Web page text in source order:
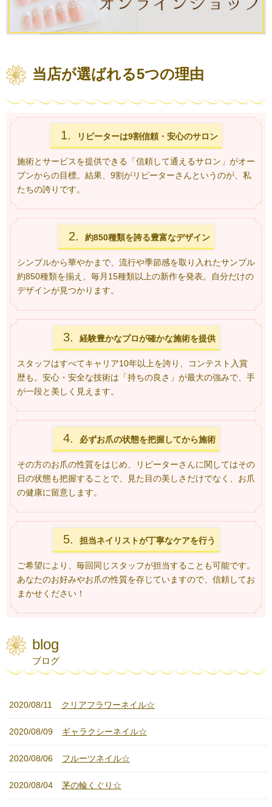
当店が選ばれる5つの理由
1. リピーターは9割信頼・安心のサロン
施術とサービスを提供できる「信頼して通えるサロン」がオー
プンからの目標。結果、9割がリピーターさんというのが、私
たちの誇りです。
2. 約850種類を誇る豊富なデザイン
シンプルから華やかまで、流行や季節感を取り入れたサンプル
約850種類を揃え、毎月15種類以上の新作を発表。自分だけの
デザインが見つかります。
3. 経験豊かなプロが確かな施術を提供
スタッフはすべてキャリア10年以上を誇り、コンテスト入賞
歴も。安心・安全な技術は「持ちの良さ」が最大の強みで、手
が一段と美しく見えます。
4. 必ずお爪の状態を把握してから施術
その方のお爪の性質をはじめ、リピーターさんに関してはその
日の状態も把握することで、見た目の美しさだけでなく、お爪
の健康に留意します。
5. 担当ネイリストが丁寧なケアを行う
ご希望により、毎回同じスタッフが担当することも可能です。
あなたのお好みやお爪の性質を存じていますので、信頼してお
まかせください！
blog
ブログ
クリアフラワーネイル☆
2020/08/11
ギャラクシーネイル☆
2020/08/09
フルーツネイル☆
2020/08/06
茅の輪くぐり☆
2020/08/04